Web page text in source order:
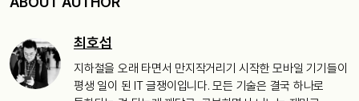
최호섭
지하철을 오래 타면서 만지작거리기 시작한 모바일 기기들이
평생 일이 된 IT 글쟁이입니다. 모든 기술은 결국 하나로